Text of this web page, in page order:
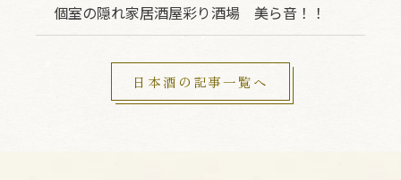
個室の隠れ家居酒屋彩り酒場 美ら音！！
日本酒の記事一覧へ